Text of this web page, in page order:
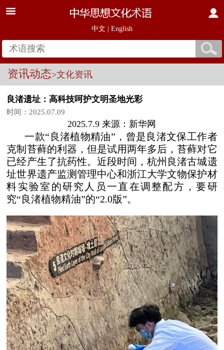
中文 English
资讯动态>文化资讯
良渚遗址：高科技呵护文明圣地光彩
时间：2025.07.09
2025.7.9 来源：新华网
一款“良渚植物精油”，曾是良渚文保工作者
克制苔藓的利器，但是试用两年多后，苔藓对它
已经产生了抗药性。近段时间，杭州良渚古城遗
址世界遗产监测管理中心和浙江大学文物保护材
料实验室的研究人员一直在调整配方，要研
究“良渚植物精油”的“2.0版”。